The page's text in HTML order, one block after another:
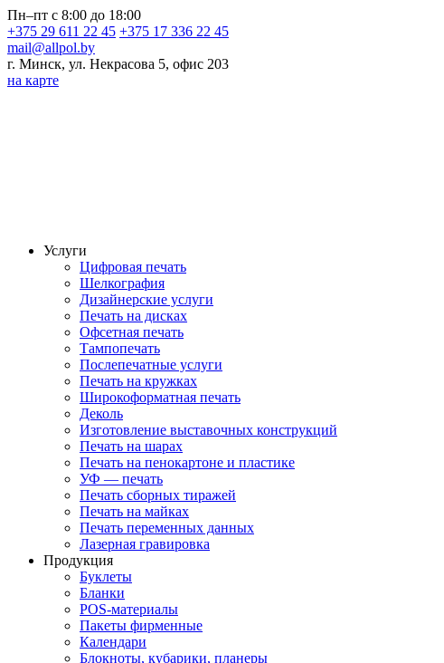
Пн–пт с 8:00 до 18:00
+375 29 611 22 45 +375 17 336 22 45
mail@allpol.by
г. Минск, ул. Некрасова 5, офис 203
на карте
Услуги
Цифровая печать
Шелкография
Дизайнерские услуги
Печать на дисках
Офсетная печать
Тампопечать
Послепечатные услуги
Печать на кружках
Широкоформатная печать
Деколь
Изготовление выставочных конструкций
Печать на шарах
Печать на пенокартоне и пластике
УФ — печать
Печать сборных тиражей
Печать на майках
Печать переменных данных
Лазерная гравировка
Продукция
Буклеты
Бланки
POS-материалы
Пакеты фирменные
Календари
Блокноты, кубарики, планеры